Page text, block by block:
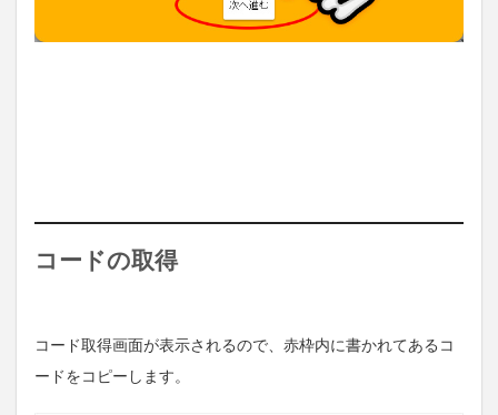
コードの取得
コード取得画面が表示されるので、赤枠内に書かれてあるコ
ードをコピーします。